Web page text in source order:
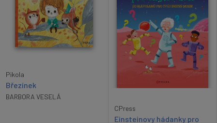
Pikola
Březínek
BARBORA VESELÁ
CPress
Einsteinovy hádanky pro